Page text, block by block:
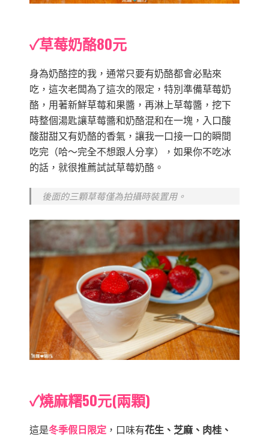
✓草莓奶酪80元
身為奶酪控的我，通常只要有奶酪都會必點來
吃，這次老闆為了這次的限定，特別準備草莓奶
酪，用著新鮮草莓和果醬，再淋上草莓醬，挖下
時整個湯匙讓草莓醬和奶酪混和在一塊，入口酸
酸甜甜又有奶酪的香氣，讓我一口接一口的瞬間
吃完（哈～完全不想跟人分享），如果你不吃冰
的話，就很推薦試試草莓奶酪。
後面的三顆草莓僅為拍攝時裝置用。
✓燒麻糬50元(兩顆)
這是冬季假日限定 ，口味有花生、芝麻、肉桂、